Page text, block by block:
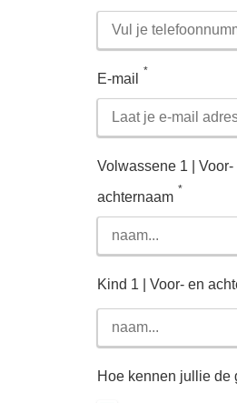
E-mail *
Volwassene 1 | Voor-
achternaam *
Kind 1 | Voor- en
Hoe kennen jullie de